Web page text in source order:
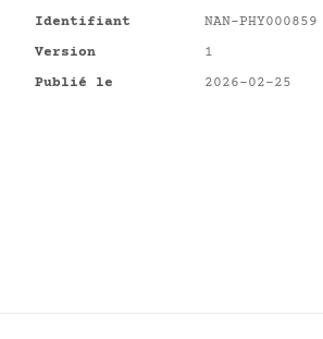
Identifiant
NAN-PHY000859
Version
1
Publié le
2026-02-25